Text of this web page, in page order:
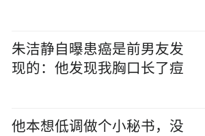
朱洁静自曝患癌是前男友发
现的：他发现我胸口长了痘
他本想低调做个小秘书，没